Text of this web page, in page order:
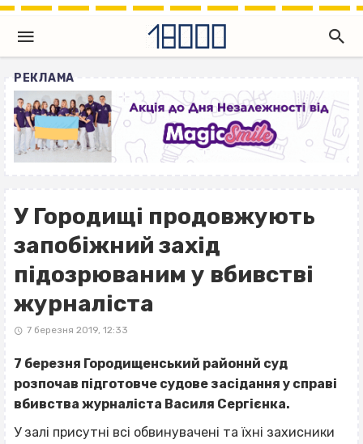
РЕКЛАМА
У Городищі продовжують
запобіжний захід
підозрюваним у вбивстві
журналіста
7 березня 2019, 12:33
7 березня Городищенський районнй суд
розпочав підготовче судове засідання у справі
вбивства журналіста Василя Сергієнка.
У залі присутні всі обвинувачені та їхні захисники